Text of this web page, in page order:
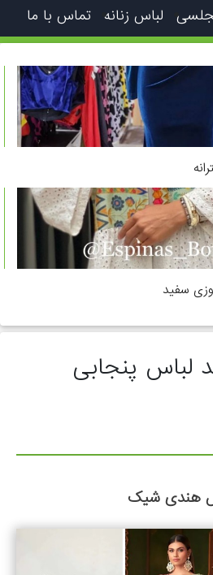
لباس زنانه تماس با ما
سفید
پنجابی
هندی شیک